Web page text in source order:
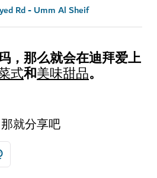
Rd - Umm Al Sheif
，那么就会在迪拜爱上
式和美味甜品。
就分享吧